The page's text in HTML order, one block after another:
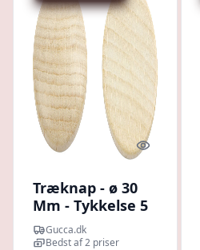
Quick look
Træknap - ø 30
Mm - Tykkelse 5
Mm - 15 Stk.
Gucca.dk
Bedst af 2 priser